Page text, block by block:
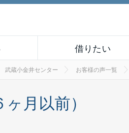
借りたい
武蔵小金井センター お客様の声一覧
月以前）